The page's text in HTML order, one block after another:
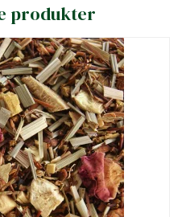
produkter